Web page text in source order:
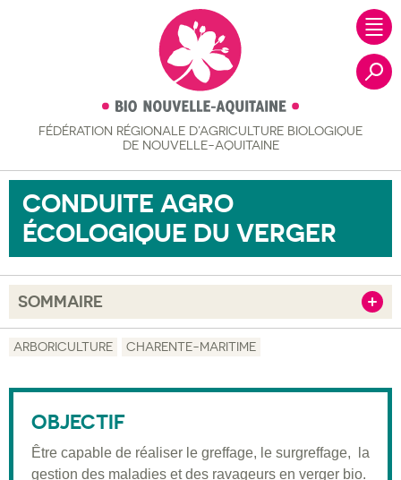
FÉDÉRATION RÉGIONALE D’AGRICULTURE BIOLOGIQUE
DE NOUVELLE-AQUITAINE
CONDUITE AGRO
ÉCOLOGIQUE DU VERGER
SOMMAIRE
Pré-requis
ARBORICULTURE CHARENTE-MARITIME
OBJECTIF
Être capable de réaliser le greffage, le surgreffage, la
gestion des maladies et des ravageurs en verger bio.